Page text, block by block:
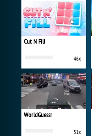
Cut N Fill
46x
WorldGuessr
51x